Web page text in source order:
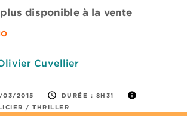
disponible à la vente
Cuvellier
03/2015 access_time DURÉE : 8H31 info
/ THRILLER